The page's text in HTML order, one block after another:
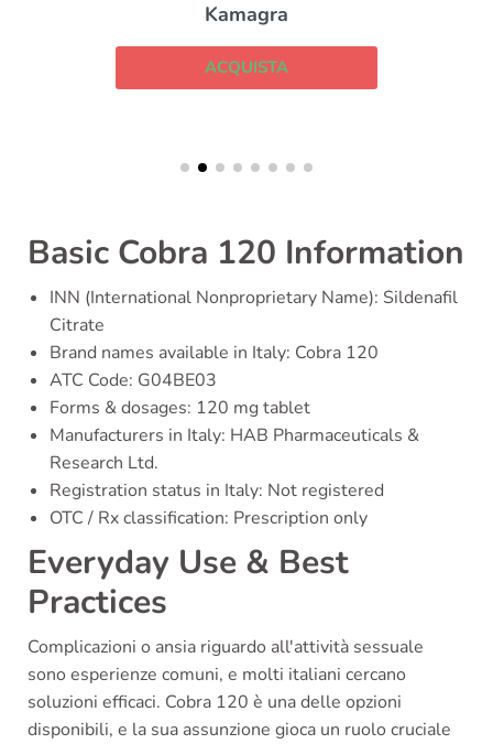
Kamagra
ACQUISTA
Basic Cobra 120 Information
INN (International Nonproprietary Name): Sildenafil
Citrate
Brand names available in Italy: Cobra 120
ATC Code: G04BE03
Forms & dosages: 120 mg tablet
Manufacturers in Italy: HAB Pharmaceuticals &
Research Ltd.
Registration status in Italy: Not registered
OTC / Rx classification: Prescription only
Everyday Use & Best
Practices
Complicazioni o ansia riguardo all'attività sessuale
sono esperienze comuni, e molti italiani cercano
soluzioni efficaci. Cobra 120 è una delle opzioni
disponibili, e la sua assunzione gioca un ruolo cruciale